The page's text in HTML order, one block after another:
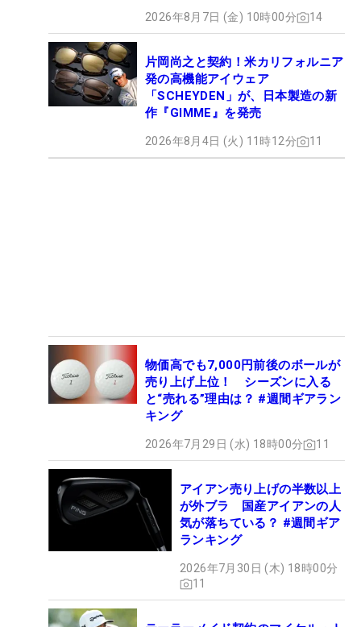
2026年8月7日 (金) 10時00分 14
片岡尚之と契約！米カリフォルニア
発の高機能アイウェア
「SCHEYDEN」が、日本製造の新
作『GIMME』を発売
2026年8月4日 (火) 11時12分 11
物価高でも7,000円前後のボールが
売り上げ上位！ シーズンに入る
と“売れる”理由は？ #週間ギアラン
キング
2026年7月29日 (水) 18時00分 11
アイアン売り上げの半数以上
が外ブラ 国産アイアンの人
気が落ちている？ #週間ギア
ランキング
2026年7月30日 (木) 18時00分
11